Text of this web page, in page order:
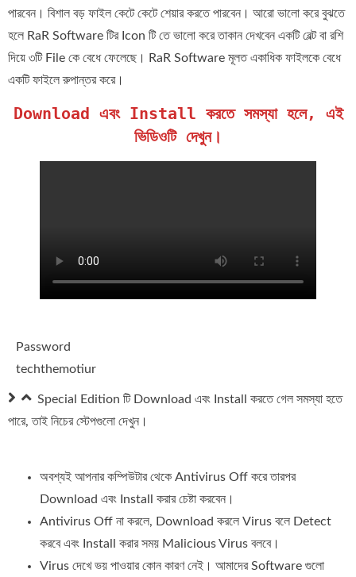
পারবেন। বিশাল বড় ফাইল কেটে কেটে শেয়ার করতে পারবেন। আরো ভালো করে বুঝতে
হলে RaR Software টির Icon টি তে ভালো করে তাকান দেখবেন একটি বেল্ট বা রশি
দিয়ে ৩টি File কে বেধে ফেলেছে। RaR Software মূলত একাধিক ফাইলকে বেধে
একটি ফাইলে রুপান্তর করে।
Download এবং Install করতে সমস্যা হলে, এই
ভিডিওটি দেখুন।
Password
techthemotiur
Special Edition টি Download এবং Install করতে গেল সমস্যা হতে
পারে, তাই নিচের স্টেপগুলো দেখুন।
অবশ্যই আপনার কম্পিউটার থেকে Antivirus Off করে তারপর
Download এবং Install করার চেষ্টা করবেন।
Antivirus Off না করলে, Download করলে Virus বলে Detect
করবে এবং Install করার সময় Malicious Virus বলবে।
Virus দেখে ভয় পাওয়ার কোন কারণ নেই। আমাদের Software গুলো